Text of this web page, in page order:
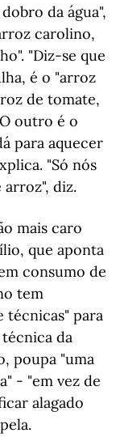
da água",
carolino,
"Diz-se que
é o "arroz
de tomate,
outro é o
para aquecer
"Só nós
diz.
mais caro
que aponta
consumo de
tem
técnicas" para
técnica da
poupa "uma
- "em vez de
alagado